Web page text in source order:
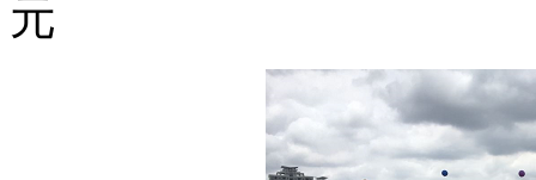
元